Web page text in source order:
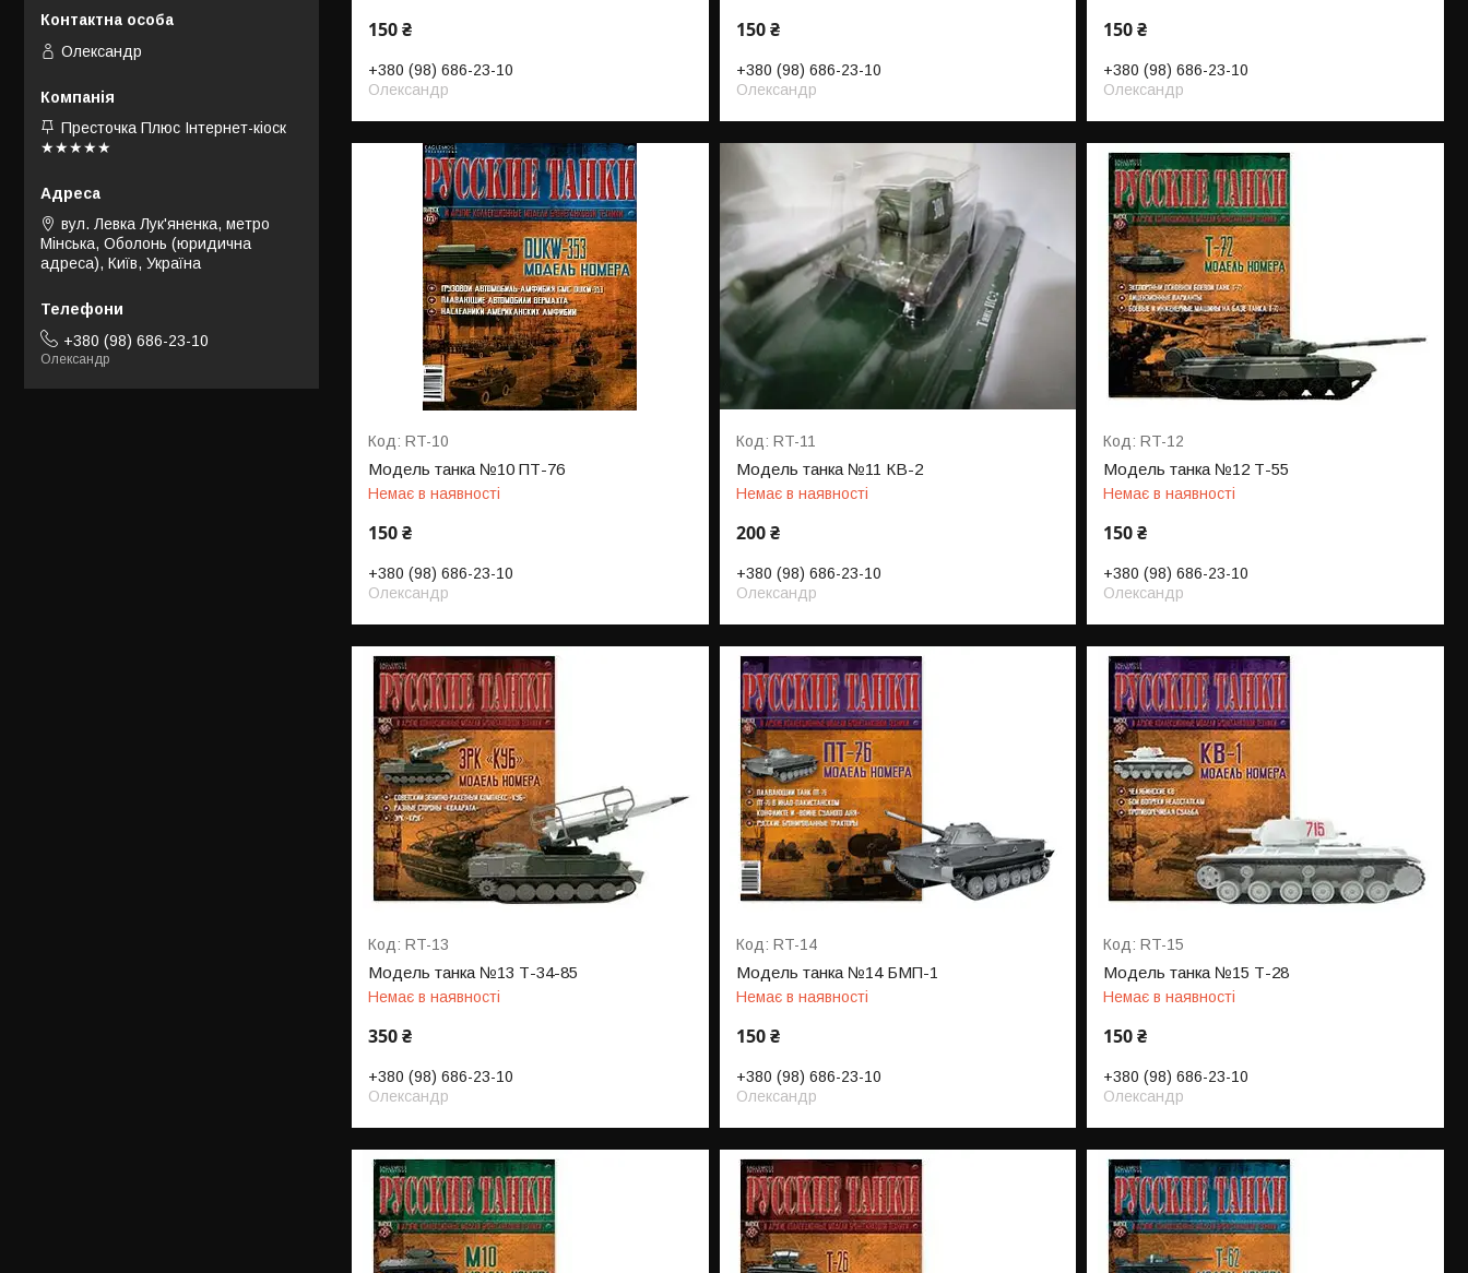
150 ₴
+380 (98) 686-23-10
Олександр
150 ₴
+380 (98) 686-23-10
Олександр
150 ₴
+380 (98) 686-23-10
Олександр
RT-10
Модель танка №10 ПТ-76
Немає в наявності
150 ₴
+380 (98) 686-23-10
Олександр
RT-11
Модель танка №11 КВ-2
Немає в наявності
200 ₴
+380 (98) 686-23-10
Олександр
RT-12
Модель танка №12 Т-55
Немає в наявності
150 ₴
+380 (98) 686-23-10
Олександр
RT-13
Модель танка №13 Т-34-85
Немає в наявності
350 ₴
+380 (98) 686-23-10
Олександр
RT-14
Модель танка №14 БМП-1
Немає в наявності
150 ₴
+380 (98) 686-23-10
Олександр
RT-15
Модель танка №15 Т-28
Немає в наявності
150 ₴
+380 (98) 686-23-10
Олександр
Олександр
Престочка Плюс Інтернет-кіоск
★★★★★
вул. Левка Лук'яненка, метро
Мінська, Оболонь (юридична
адреса), Київ, Україна
+380 (98) 686-23-10
Олександр